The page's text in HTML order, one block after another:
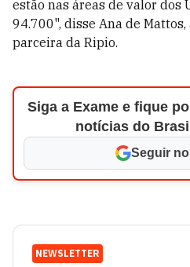
estão nas áreas de valor dos
94.700", disse Ana de
parceira da Ripio.
Siga a Exame e fique
notícias do
Seguir
NEWSLETTER